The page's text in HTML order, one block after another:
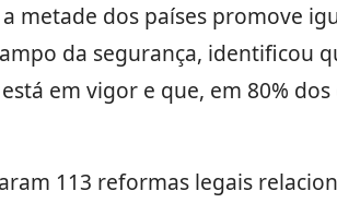
metade dos países promove
da segurança, identificou
em vigor e que, em 80% dos
113 reformas legais